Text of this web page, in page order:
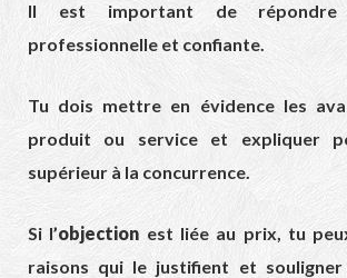
Il est important de répondre
professionnelle et confiante.
Tu dois mettre en évidence les
produit ou service et expliquer
supérieur à la concurrence.
Si l’objection est liée au prix, tu
raisons qui le justifient et souligner